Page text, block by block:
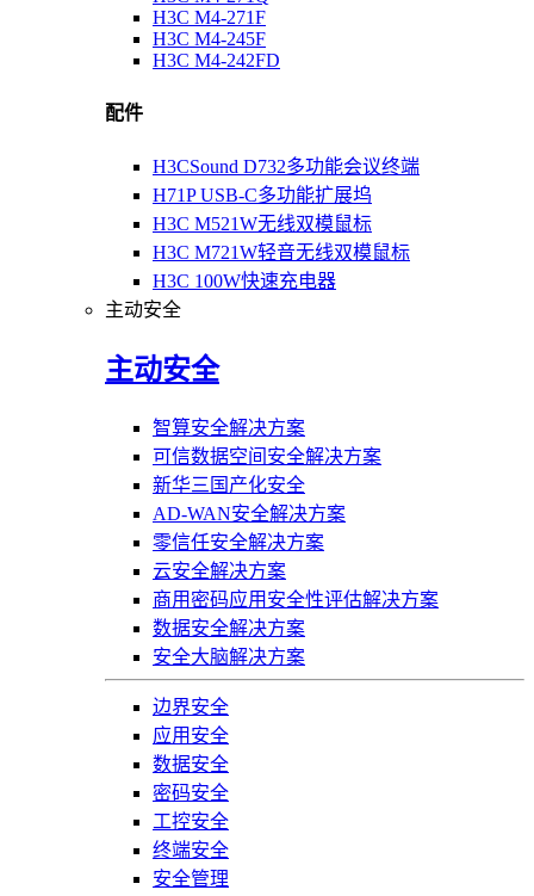
H3C M4-271F
H3C M4-245F
H3C M4-242FD
配件
H3CSound D732多功能会议终端
H71P USB-C多功能扩展坞
H3C M521W无线双模鼠标
H3C M721W轻音无线双模鼠标
H3C 100W快速充电器
主动安全
主动安全
智算安全解决方案
可信数据空间安全解决方案
新华三国产化安全
AD-WAN安全解决方案
零信任安全解决方案
云安全解决方案
商用密码应用安全性评估解决方案
数据安全解决方案
安全大脑解决方案
边界安全
应用安全
数据安全
密码安全
工控安全
终端安全
安全管理